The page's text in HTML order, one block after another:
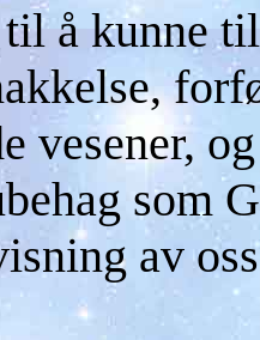
å kunne
vesener,
som
av